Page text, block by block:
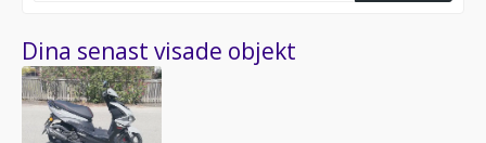
Dina senast visade objekt